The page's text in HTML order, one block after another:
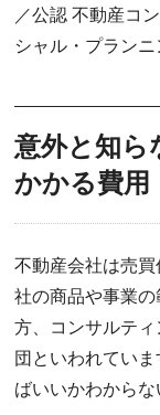
／公認 不動産コ
シャル・プラン
意外と知ら
かかる費用
不動産会社は売
社の商品や事業
方、コンサルテ
団といわれてい
ばいいかわからな